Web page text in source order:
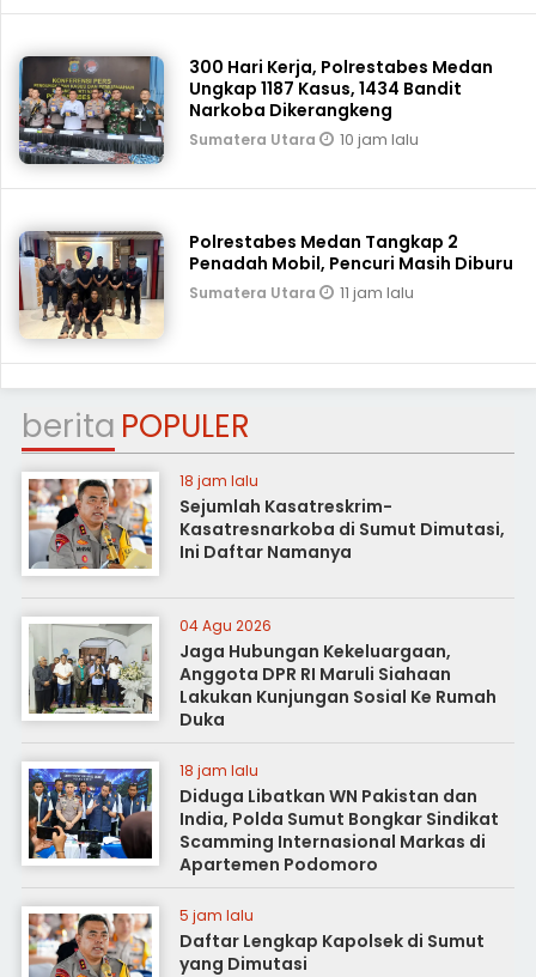
300 Hari Kerja, Polrestabes Medan
Ungkap 1187 Kasus, 1434 Bandit
Narkoba Dikerangkeng
Sumatera Utara 10 jam lalu
Polrestabes Medan Tangkap 2
Penadah Mobil, Pencuri Masih Diburu
Sumatera Utara 11 jam lalu
berita POPULER
18 jam lalu
Sejumlah Kasatreskrim-
Kasatresnarkoba di Sumut Dimutasi,
Ini Daftar Namanya
04 Agu 2026
Jaga Hubungan Kekeluargaan,
Anggota DPR RI Maruli Siahaan
Lakukan Kunjungan Sosial Ke Rumah
Duka
18 jam lalu
Diduga Libatkan WN Pakistan dan
India, Polda Sumut Bongkar Sindikat
Scamming Internasional Markas di
Apartemen Podomoro
5 jam lalu
Daftar Lengkap Kapolsek di Sumut
yang Dimutasi